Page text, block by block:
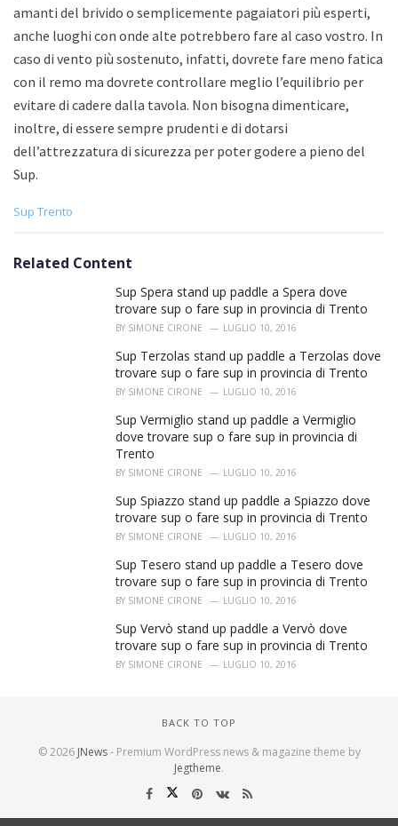
amanti del brivido o semplicemente pagaiatori più esperti,
anche luoghi con onde alte potrebbero fare al caso vostro. In
caso di vento più sostenuto, infatti, dovrete fare meno fatica
con il remo ma dovrete controllare meglio l’equilibrio per
evitare di cadere dalla tavola. Non bisogna dimenticare,
inoltre, di essere sempre prudenti e di dotarsi
dell’attrezzatura di sicurezza per poter godere a pieno del
Sup.
C
e
Sup Trento
Related Content
Sup Spera stand up paddle a Spera dove
trovare sup o fare sup in provincia di Trento
BY SIMONE CIRONE LUGLIO 10, 2016
Sup Terzolas stand up paddle a Terzolas dove
trovare sup o fare sup in provincia di Trento
BY SIMONE CIRONE LUGLIO 10, 2016
Sup Vermiglio stand up paddle a Vermiglio
dove trovare sup o fare sup in provincia di
Trento
BY SIMONE CIRONE LUGLIO 10, 2016
Sup Spiazzo stand up paddle a Spiazzo dove
trovare sup o fare sup in provincia di Trento
BY SIMONE CIRONE LUGLIO 10, 2016
Sup Tesero stand up paddle a Tesero dove
trovare sup o fare sup in provincia di Trento
BY SIMONE CIRONE LUGLIO 10, 2016
Sup Vervò stand up paddle a Vervò dove
trovare sup o fare sup in provincia di Trento
BY SIMONE CIRONE LUGLIO 10, 2016
BACK TO TOP
© 2026 JNews- Premium WordPress news & magazine theme by
Jegtheme.